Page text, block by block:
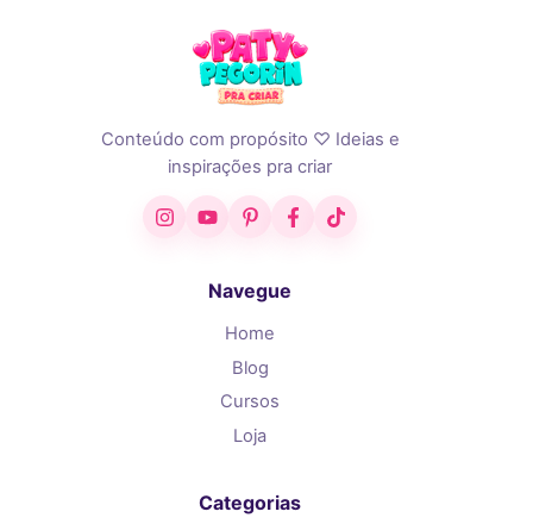
Conteúdo com propósito ♡ Ideias e
inspirações pra criar
InstagramYouTubePinterestFacebook
TikTok
Navegue
Home
Blog
Cursos
Loja
Categorias